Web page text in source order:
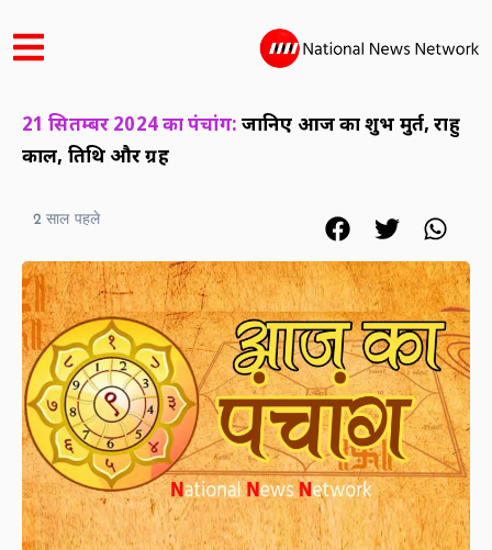
21 सितम्बर 2024 का पंचांग: जानिए आज का शुभ मुहूर्त, राहु
काल, तिथि और ग्रह
2 साल पहले